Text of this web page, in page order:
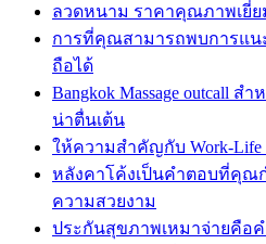
ลวดหนาม ราคาคุณภาพเยี่
การที่คุณสามารถพบการแน
ถือได้
Bangkok Massage outcall
น่าตื่นเต้น
ให้ความสำคัญกับ Work-
หลังคาโค้งเป็นคำตอบที่คุณ
ความสวยงาม
ประกันสุขภาพเหมาจ่ายคือ